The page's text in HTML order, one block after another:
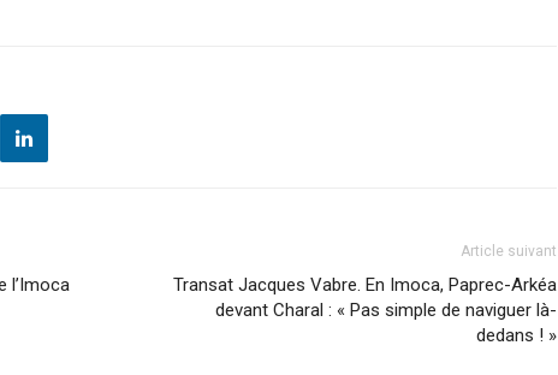
l’Imoca
Article suivant
Transat Jacques Vabre. En Imoca, Paprec-Arkéa
devant Charal : « Pas simple de naviguer là-
dedans ! »